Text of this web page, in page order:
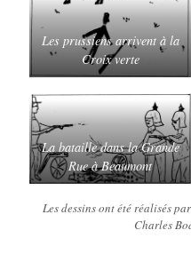
Les prussiens arrivent à la
Croix verte
La bataille dans la Grande
Rue à Beaumont
Les dessins ont été réalisés
Charles